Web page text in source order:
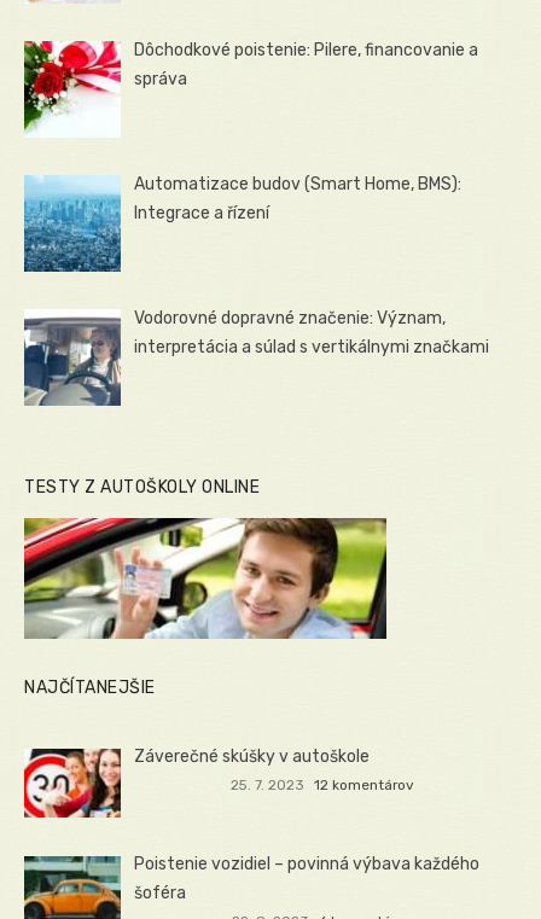
Dôchodkové poistenie: Pilere, financovanie a
správa
Automatizace budov (Smart Home, BMS):
Integrace a řízení
Vodorovné dopravné značenie: Význam,
interpretácia a súlad s vertikálnymi značkami
TESTY Z AUTOŠKOLY ONLINE
NAJČÍTANEJŠIE
Záverečné skúšky v autoškole
25. 7. 2023 12 komentárov
Poistenie vozidiel – povinná výbava každého
šoféra